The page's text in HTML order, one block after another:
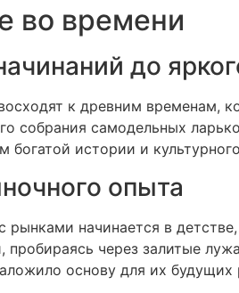
во времени
до
к древним временам,
собрания самодельных
богатой истории и
опыта
рынками начинается в
пробираясь через залитые
основу для их